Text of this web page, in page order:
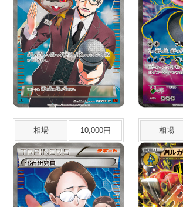
相場 10,000円 相場